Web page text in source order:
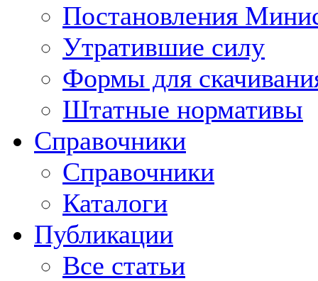
Постановления
Утратившие силу
Формы для
Штатные нормативы
Справочники
Справочники
Каталоги
Публикации
Все статьи